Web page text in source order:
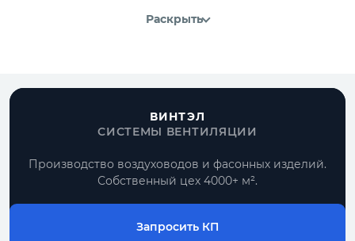
Раскрыть
ВИНТЭЛ
СИСТЕМЫ ВЕНТИЛЯЦИИ
Производство воздуховодов и фасонных изделий.
Собственный цех 4000+ м².
Запросить КП